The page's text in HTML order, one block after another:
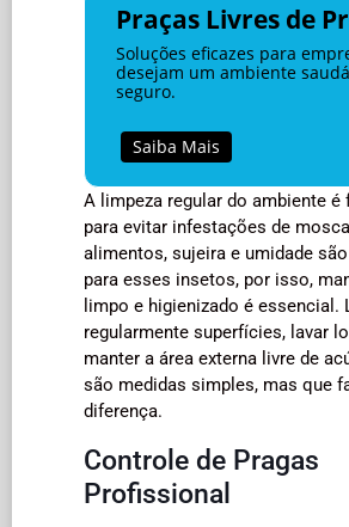
Praças Livres de
Soluções eficazes para
desejam um ambiente
seguro.
Saiba Mais
A limpeza regular do ambiente é
para evitar infestações de
alimentos, sujeira e umidade
para esses insetos, por isso,
limpo e higienizado é essencial.
regularmente superfícies, lavar
manter a área externa livre de
são medidas simples, mas que
diferença.
Controle de Pragas
Profissional